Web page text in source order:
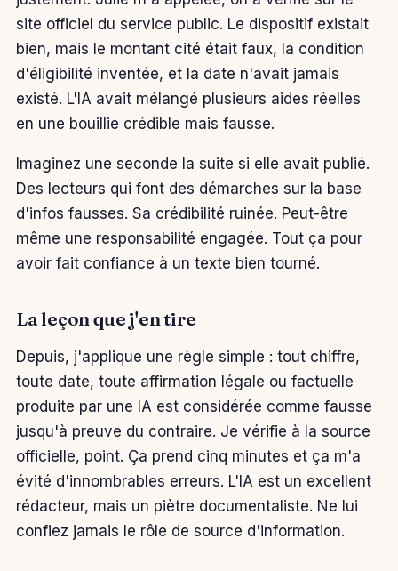
site officiel du service public. Le dispositif existait
bien, mais le montant cité était faux, la condition
d'éligibilité inventée, et la date n'avait jamais
existé. L'IA avait mélangé plusieurs aides réelles
en une bouillie crédible mais fausse.
Imaginez une seconde la suite si elle avait publié.
Des lecteurs qui font des démarches sur la base
d'infos fausses. Sa crédibilité ruinée. Peut-être
même une responsabilité engagée. Tout ça pour
avoir fait confiance à un texte bien tourné.
La leçon que j'en tire
Depuis, j'applique une règle simple : tout chiffre,
toute date, toute affirmation légale ou factuelle
produite par une IA est considérée comme fausse
jusqu'à preuve du contraire. Je vérifie à la source
officielle, point. Ça prend cinq minutes et ça m'a
évité d'innombrables erreurs. L'IA est un excellent
rédacteur, mais un piètre documentaliste. Ne lui
confiez jamais le rôle de source d'information.